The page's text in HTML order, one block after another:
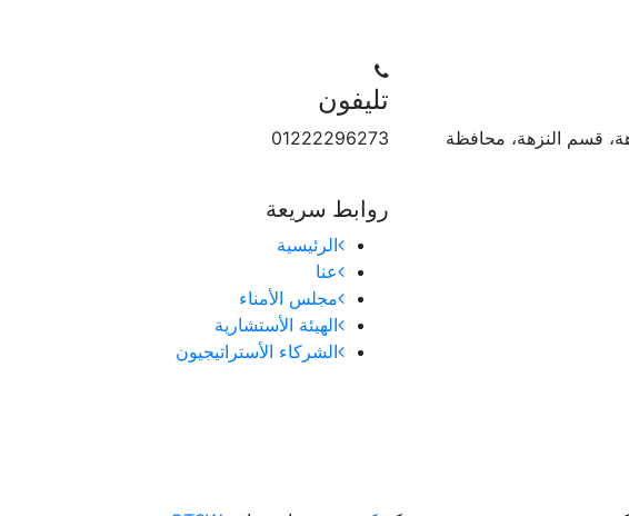
قسم النزهة، محافظة
تليفون
01222296273
روابط سريعة
الرئيسية
عنا
مجلس الأمناء
الهيئة الأستشارية
الشركاء الأستراتيجيون